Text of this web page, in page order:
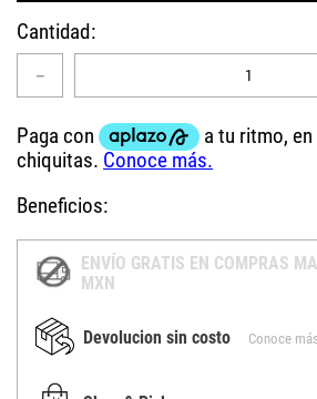
Cantidad
－
Beneficios:
ENVÍO GRATIS EN COMPRAS
MXN
Devolucion sin costo Conoce